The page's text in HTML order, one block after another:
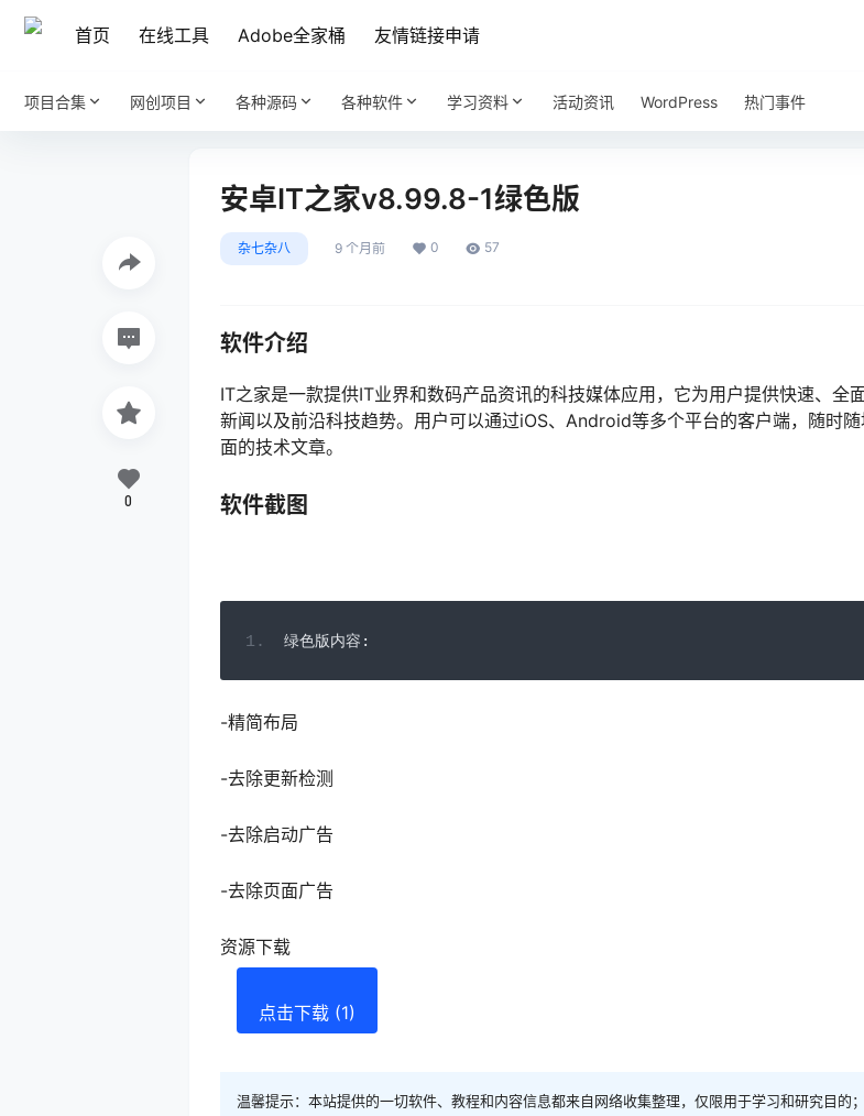
首页 在线工具 Adobe全家桶 友情链接申请
项目合集 网创项目 各种源码 各种软件 学习资料 活动资讯 WordPress 热门事件
安卓IT之家v8.99.8-1绿色版
杂七杂八 9 个月前 0 57
软件介绍
IT之家是一款提供IT业界和数码产品资讯的科技媒体应用，它为用户提供快速、全
新闻以及前沿科技趋势。用户可以通过iOS、Android等多个平台的客户端，随时
面的技术文章。
软件截图
绿色版内容:
-精简布局
-去除更新检测
-去除启动广告
-去除页面广告
资源下载
点击下载 (1)
温馨提示：本站提供的一切软件、教程和内容信息都来自网络收集整理，仅限用于学习和研究目的
0